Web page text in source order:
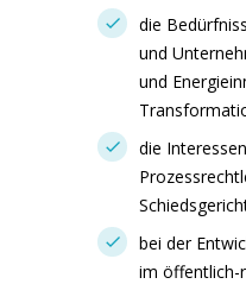
die
und
und
die
bei der
im öffentlich-